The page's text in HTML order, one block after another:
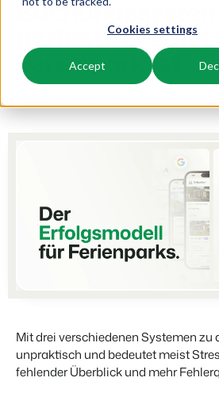
Cookies settings
Accept
Verwalte alle Backoffice Abläufe.
Vermarkte dein Angebot auf
Verbinde dich mit deinen Lieblingsapps
Business Intelligence
Triff Entscheidungen, die sich auf Zahlen
Eigentümerverwaltung
Zeige dich gegenüber Fewo-
Bist du bereit für den nächsten Schritt?
Website Integration
Ferienhäuser, Bungalows, Mobilheime
Stellplätze, Camping, Glamping und
Ski-, Wellness-, Golf- und Tauchresorts.
Hotels
Hotelzimmer, Appartements, B&Bs und
Vermietungsagenturen
Ferienparkgruppen und -ketten
Wissenswertes
BEX Educate | Pro
Weiter lernen, weiter führen in der
Neuigkeiten der Branche und wertvolle
Lerne uns auf verschiedenen
Kundenstories
Customer Success
Erhalte Antworten auf deine Fragen.
Preise
Kundenstories
Wechseln
Anmelden
Bereit für Innovation
Produkt
Von der Idee bis hin zur Lösung
Team und Unternehmenskultur
Buchungssystem
perfekte
Ferienpark ist
Mit drei verschiedenen Systemen zu
unpraktisch und bedeutet meist
fehlender Überblick und mehr